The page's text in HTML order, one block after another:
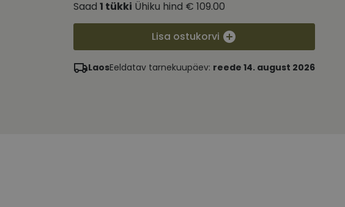
Saad 1 tükki Ühiku hind € 109.00
Lisa ostukorvi
LaosEeldatav tarnekuupäev: reede 14. august 2026